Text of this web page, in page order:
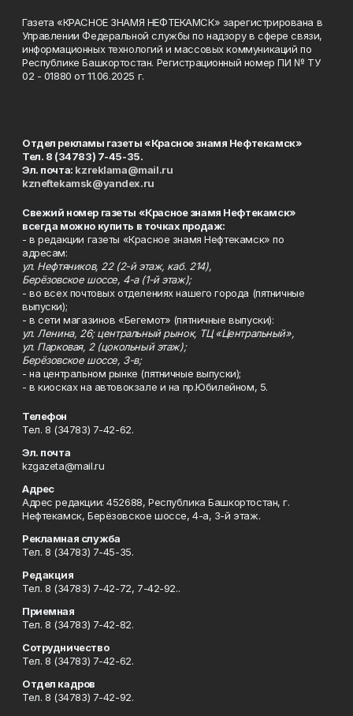
Газета «КРАСНОЕ ЗНАМЯ НЕФТЕКАМСК» зарегистрирована в
Управлении Федеральной службы по надзору в сфере связи,
информационных технологий и массовых коммуникаций по
Республике Башкортостан. Регистрационный номер ПИ № ТУ
02 - 01880 от 11.06.2025 г.
Отдел рекламы газеты «Красное знамя Нефтекамск»
Тел. 8 (34783) 7-45-35.
Эл. почта: kzreklama@mail.ru
kzneftekamsk@yandex.ru
Свежий номер газеты «Красное знамя Нефтекамск»
всегда можно купить в точках продаж:
- в редакции газеты «Красное знамя Нефтекамск» по
адресам:
ул. Нефтяников, 22 (2-й этаж, каб. 214),
Берёзовское шоссе, 4-а (1-й этаж);
- во всех почтовых отделениях нашего города (пятничные
выпуски);
- в сети магазинов «Бегемот» (пятничные выпуски):
ул. Ленина, 26; центральный рынок, ТЦ «Центральный»,
ул. Парковая, 2 (цокольный этаж);
Берёзовское шоссе, 3-в;
- на центральном рынке (пятничные выпуски);
- в киосках на автовокзале и на пр.Юбилейном, 5.
Телефон
Тел. 8 (34783) 7-42-62.
Эл. почта
kzgazeta@mail.ru
Адрес
Адрес редакции: 452688, Республика Башкортостан, г.
Нефтекамск, Берёзовское шоссе, 4-а, 3-й этаж.
Рекламная служба
Тел. 8 (34783) 7-45-35.
Редакция
Тел. 8 (34783) 7-42-72, 7-42-92..
Приемная
Тел. 8 (34783) 7-42-82.
Сотрудничество
Тел. 8 (34783) 7-42-62.
Отдел кадров
Тел. 8 (34783) 7-42-92.